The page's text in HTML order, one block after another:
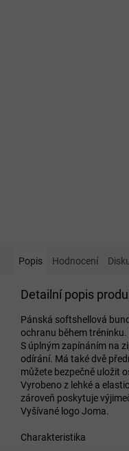
Popis Hodnocení
Detailní popis
Pánská softshellová
ochranu během
S úplným zapínáním na
odírání. Má také dvě
můžete bezpečně uložit
Vyrobeno z lehké a
zároveň poskytuje
Vyšívané logo Joma.
Charakteristika